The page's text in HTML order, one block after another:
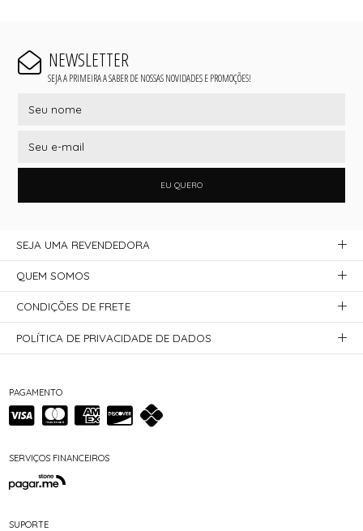
NEWSLETTER
SEJA A PRIMEIRA A SABER DE NOSSAS NOVIDADES E PROMOÇÕES!
EU QUERO
PAGAMENTO
SERVIÇOS FINANCEIROS
SUPORTE
SEJA UMA REVENDEDORA
QUEM SOMOS
CONDIÇÕES DE FRETE
POLÍTICA DE PRIVACIDADE DE DADOS